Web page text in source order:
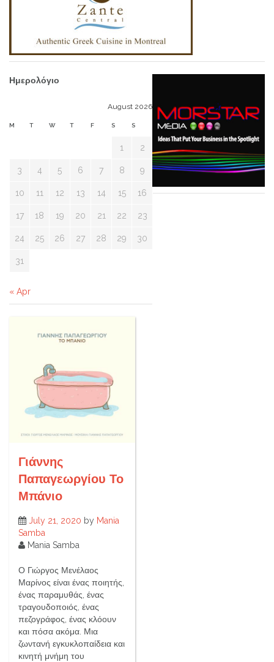
Ημερολόγιο
August 2026
M T W T F S S
1 2
3 4 5 6 7 8 9
10 11 12 13 14 15 16
17 18 19 20 21 22 23
24 25 26 27 28 29 30
31
« Apr
Γιάννης
Παπαγεωργίου Το
Μπάνιο
July 21, 2020 by Mania
Samba
Mania Samba
Ο Γιώργος Μενέλαος
Μαρίνος είναι ένας ποιητής,
ένας παραμυθάς, ένας
τραγουδοποιός, ένας
πεζογράφος, ένας κλόουν
και πόσα ακόμα. Μια
ζωντανή εγκυκλοπαίδεια και
κινητή μνήμη του